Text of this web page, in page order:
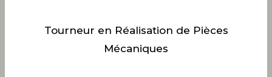
Tourneur en Réalisation de Pièces
Mécaniques